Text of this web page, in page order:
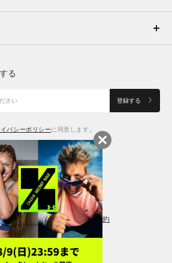
る
登録する
バシーポリシーに同意します。
基づく通販の表記 会員規約
ポリシー